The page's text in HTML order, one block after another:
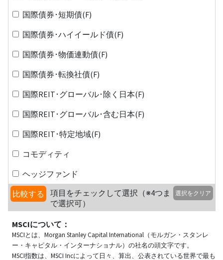
国際債券･短期債(F)
国際債券･ハイイールド債(F)
国際債券･物価連動債(F)
国際債券･転換社債(F)
国際REIT･グローバル･除く日本(F)
国際REIT･グローバル･含む日本(F)
国際REIT･特定地域(F)
コモディティ
ヘッジファンド
比較する
項目をチェックして選択（※4つま
で選択可）
選択をクリア
MSCIについて：
MSCIとは、Morgan Stanley Capital International（モルガン・スタンレ
ー・キャピタル・インターナショナル）の社名の頭文字です。
MSCI指数は、MSCI Incによって日々、算出、公表されている世界で最も